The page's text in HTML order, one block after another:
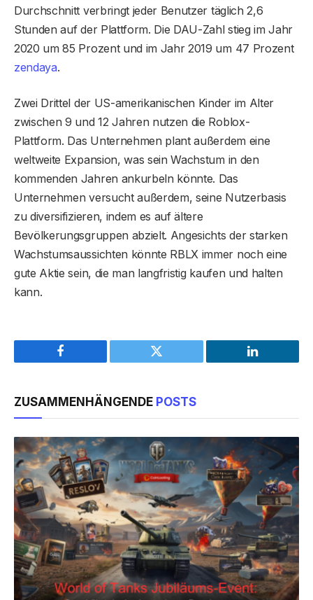
Durchschnitt verbringt jeder Benutzer täglich 2,6
Stunden auf der Plattform. Die DAU-Zahl stieg im Jahr
2020 um 85 Prozent und im Jahr 2019 um 47 Prozent
zendaya.
Zwei Drittel der US-amerikanischen Kinder im Alter
zwischen 9 und 12 Jahren nutzen die Roblox-
Plattform. Das Unternehmen plant außerdem eine
weltweite Expansion, was sein Wachstum in den
kommenden Jahren ankurbeln könnte. Das
Unternehmen versucht außerdem, seine Nutzerbasis
zu diversifizieren, indem es auf ältere
Bevölkerungsgruppen abzielt. Angesichts der starken
Wachstumsaussichten könnte RBLX immer noch eine
gute Aktie sein, die man langfristig kaufen und halten
kann.
Facebook Twitter LinkedIn
ZUSAMMENHÄNGENDE POSTS